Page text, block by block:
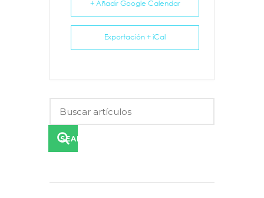
+ Añadir Google Calendar
Exportación + iCal
SEARCH